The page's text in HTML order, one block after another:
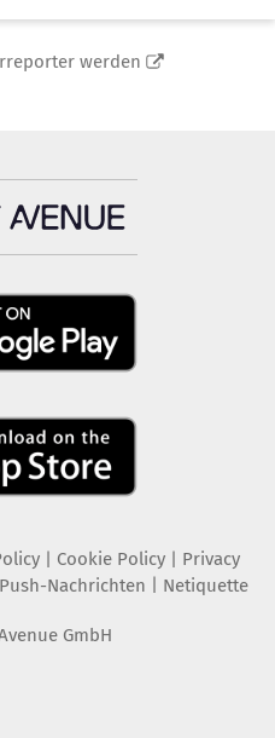
werden
| Cookie Policy| Privacy
Push-Nachrichten | Netiquette
GmbH